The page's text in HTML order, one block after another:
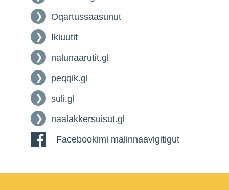
Oqartussaasunut
Ikiuutit
nalunaarutit.gl
peqqik.gl
suli.gl
naalakkersuisut.gl
Facebookimi malinnaavigitigut